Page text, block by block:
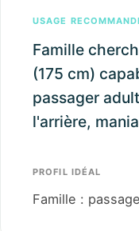
USAGE
Famille
(175 cm)
passager
l'arrière,
PROFIL IDÉAL
Famille :